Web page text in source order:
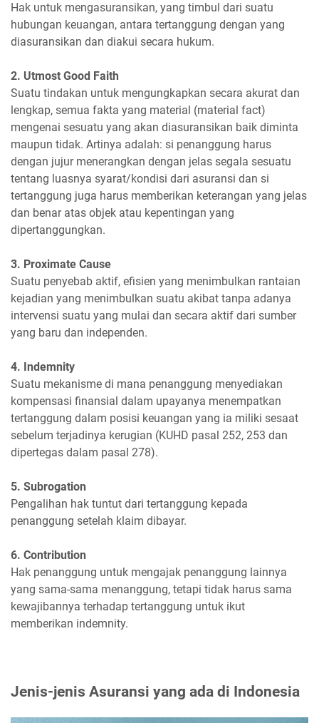
Hak untuk mengasuransikan, yang timbul dari suatu
hubungan keuangan, antara tertanggung dengan yang
diasuransikan dan diakui secara hukum.
2. Utmost Good Faith
Suatu tindakan untuk mengungkapkan secara akurat dan
lengkap, semua fakta yang material (material fact)
mengenai sesuatu yang akan diasuransikan baik diminta
maupun tidak. Artinya adalah: si penanggung harus
dengan jujur menerangkan dengan jelas segala sesuatu
tentang luasnya syarat/kondisi dari asuransi dan si
tertanggung juga harus memberikan keterangan yang jelas
dan benar atas objek atau kepentingan yang
dipertanggungkan.
3. Proximate Cause
Suatu penyebab aktif, efisien yang menimbulkan rantaian
kejadian yang menimbulkan suatu akibat tanpa adanya
intervensi suatu yang mulai dan secara aktif dari sumber
yang baru dan independen.
4. Indemnity
Suatu mekanisme di mana penanggung menyediakan
kompensasi finansial dalam upayanya menempatkan
tertanggung dalam posisi keuangan yang ia miliki sesaat
sebelum terjadinya kerugian (KUHD pasal 252, 253 dan
dipertegas dalam pasal 278).
5. Subrogation
Pengalihan hak tuntut dari tertanggung kepada
penanggung setelah klaim dibayar.
6. Contribution
Hak penanggung untuk mengajak penanggung lainnya
yang sama-sama menanggung, tetapi tidak harus sama
kewajibannya terhadap tertanggung untuk ikut
memberikan indemnity.
Jenis-jenis Asuransi yang ada di Indonesia